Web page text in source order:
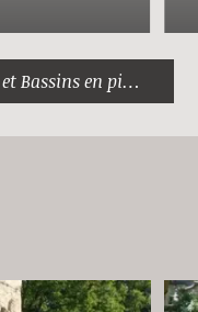
en pierre